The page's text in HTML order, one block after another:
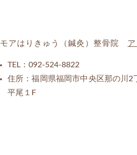
モアはりきゅう（鍼灸）整骨院
TEL： 092-524-8822
住所：福岡県福岡市中央区那の川
平尾１F